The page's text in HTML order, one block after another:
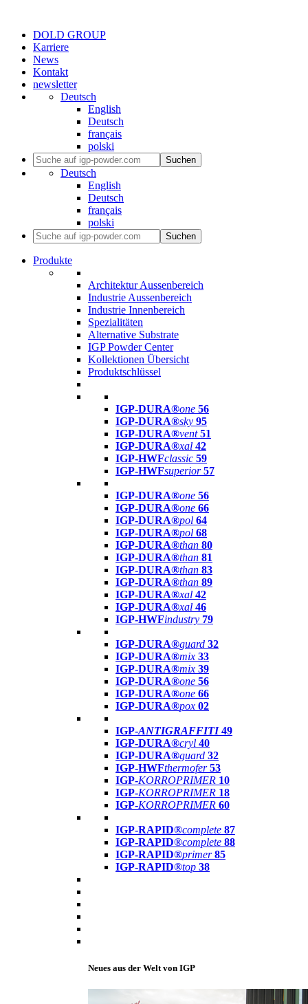
DOLD GROUP
Karriere
News
Kontakt
newsletter
Deutsch
English
Deutsch
français
polski
Suchen
Deutsch
English
Deutsch
français
polski
Suchen
Produkte
Architektur Aussenbereich
Industrie Aussenbereich
Industrie Innenbereich
Spezialitäten
Alternative Substrate
IGP Powder Center
Kollektionen Übersicht
Produktschlüssel
IGP-DURA®one 56
IGP-DURA®sky 95
IGP-DURA®vent 51
IGP-DURA®xal 42
IGP-HWFclassic 59
IGP-HWFsuperior 57
IGP-DURA®one 56
IGP-DURA®one 66
IGP-DURA®pol 64
IGP-DURA®pol 68
IGP-DURA®than 80
IGP-DURA®than 81
IGP-DURA®than 83
IGP-DURA®than 89
IGP-DURA®xal 42
IGP-DURA®xal 46
IGP-HWFindustry 79
IGP-DURA®guard 32
IGP-DURA®mix 33
IGP-DURA®mix 39
IGP-DURA®one 56
IGP-DURA®one 66
IGP-DURA®pox 02
IGP-ANTIGRAFFITI49
IGP-DURA®cryl 40
IGP-DURA®guard 32
IGP-HWFthermofer 53
IGP-KORROPRIMER 10
IGP-KORROPRIMER 18
IGP-KORROPRIMER 60
IGP-RAPID®complete 87
IGP-RAPID®complete 88
IGP-RAPID®primer 85
IGP-RAPID®top 38
Neues aus der Welt von IGP